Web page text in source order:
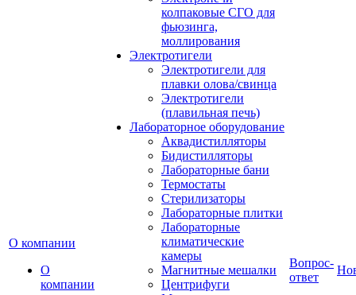
О компании
О
компании
колпаковые СГО для
фьюзинга,
моллирования
Электротигели
Электротигели для
плавки олова/свинца
Электротигели
(плавильная печь)
Лабораторное оборудование
Аквадистилляторы
Бидистилляторы
Лабораторные бани
Термостаты
Стерилизаторы
Лабораторные плитки
Лабораторные
климатические
камеры
Магнитные мешалки
Центрифуги
Вопрос-
ответ